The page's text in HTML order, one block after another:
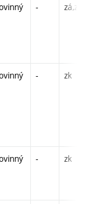
- zá,zk
- zk
- zk